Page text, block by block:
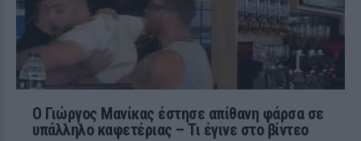
Ο Γιώργος Μανίκας έστησε απίθανη φάρσα σε
υπάλληλο καφετέριας – Τι έγινε στο βίντεο